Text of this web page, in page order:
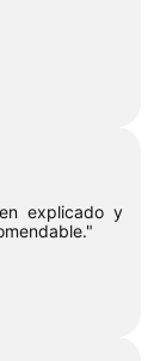
explicado y